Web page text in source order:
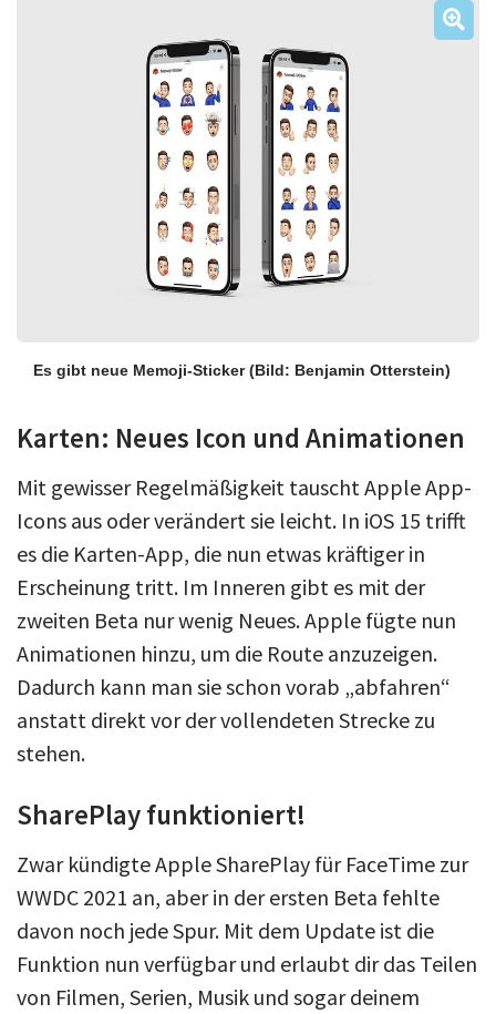
Es gibt neue Memoji-Sticker(Bild: Benjamin Otterstein)
Karten: Neues Icon und Animationen
Mit gewisser Regelmäßigkeit tauscht Apple App-
Icons aus oder verändert sie leicht. In iOS 15 trifft
es die Karten-App, die nun etwas kräftiger in
Erscheinung tritt. Im Inneren gibt es mit der
zweiten Beta nur wenig Neues. Apple fügte nun
Animationen hinzu, um die Route anzuzeigen.
Dadurch kann man sie schon vorab „abfahren“
anstatt direkt vor der vollendeten Strecke zu
stehen.
SharePlay funktioniert!
Zwar kündigte Apple SharePlay für FaceTime zur
WWDC 2021 an, aber in der ersten Beta fehlte
davon noch jede Spur. Mit dem Update ist die
Funktion nun verfügbar und erlaubt dir das Teilen
von Filmen, Serien, Musik und sogar deinem